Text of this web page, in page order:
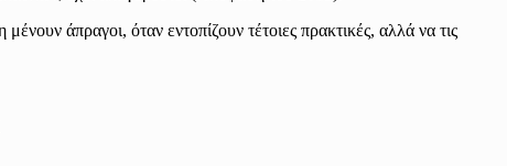
άπραγοι, όταν εντοπίζουν τέτοιες πρακτικές, αλλά να τις